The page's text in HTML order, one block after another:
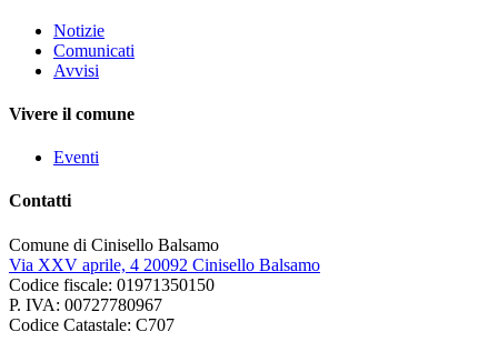
Notizie
Comunicati
Avvisi
Vivere il comune
Eventi
Contatti
Comune di Cinisello Balsamo
Via XXV aprile, 4 20092 Cinisello Balsamo
Codice fiscale: 01971350150
P. IVA: 00727780967
Codice Catastale: C707